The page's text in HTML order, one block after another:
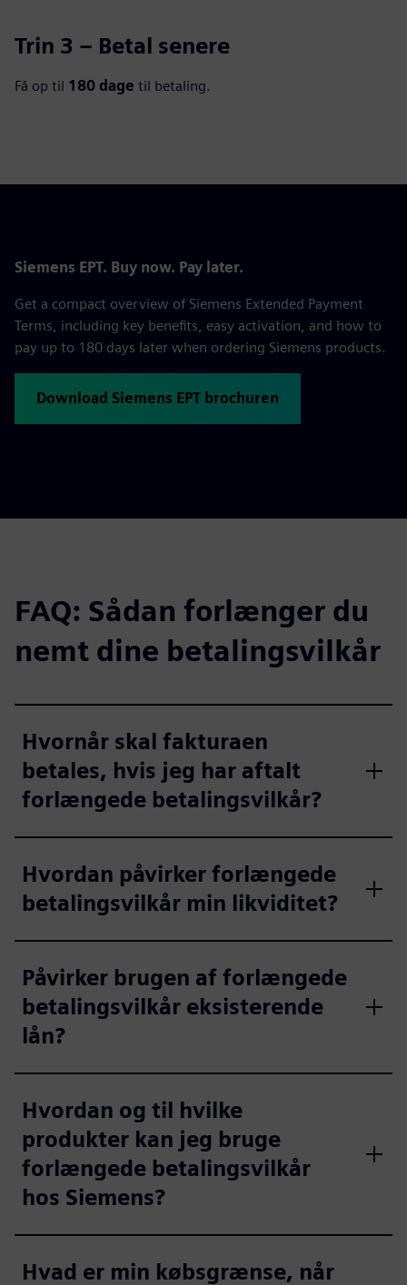
Trin 3 – Betal senere
Få op til 180 dage til betaling.
Siemens EPT. Buy now. Pay later.
Get a compact overview of Siemens Extended Payment
Terms, including key benefits, easy activation, and how to
pay up to 180 days later when ordering Siemens products.
Download Siemens EPT brochuren
FAQ: Sådan forlænger du
nemt dine betalingsvilkår
Hvornår skal fakturaen
betales, hvis jeg har aftalt
forlængede betalingsvilkår?
Hvordan påvirker forlængede
betalingsvilkår min likviditet?
Påvirker brugen af forlængede
betalingsvilkår eksisterende
lån?
Hvordan og til hvilke
produkter kan jeg bruge
forlængede betalingsvilkår
hos Siemens?
Hvad er min købsgrænse, når